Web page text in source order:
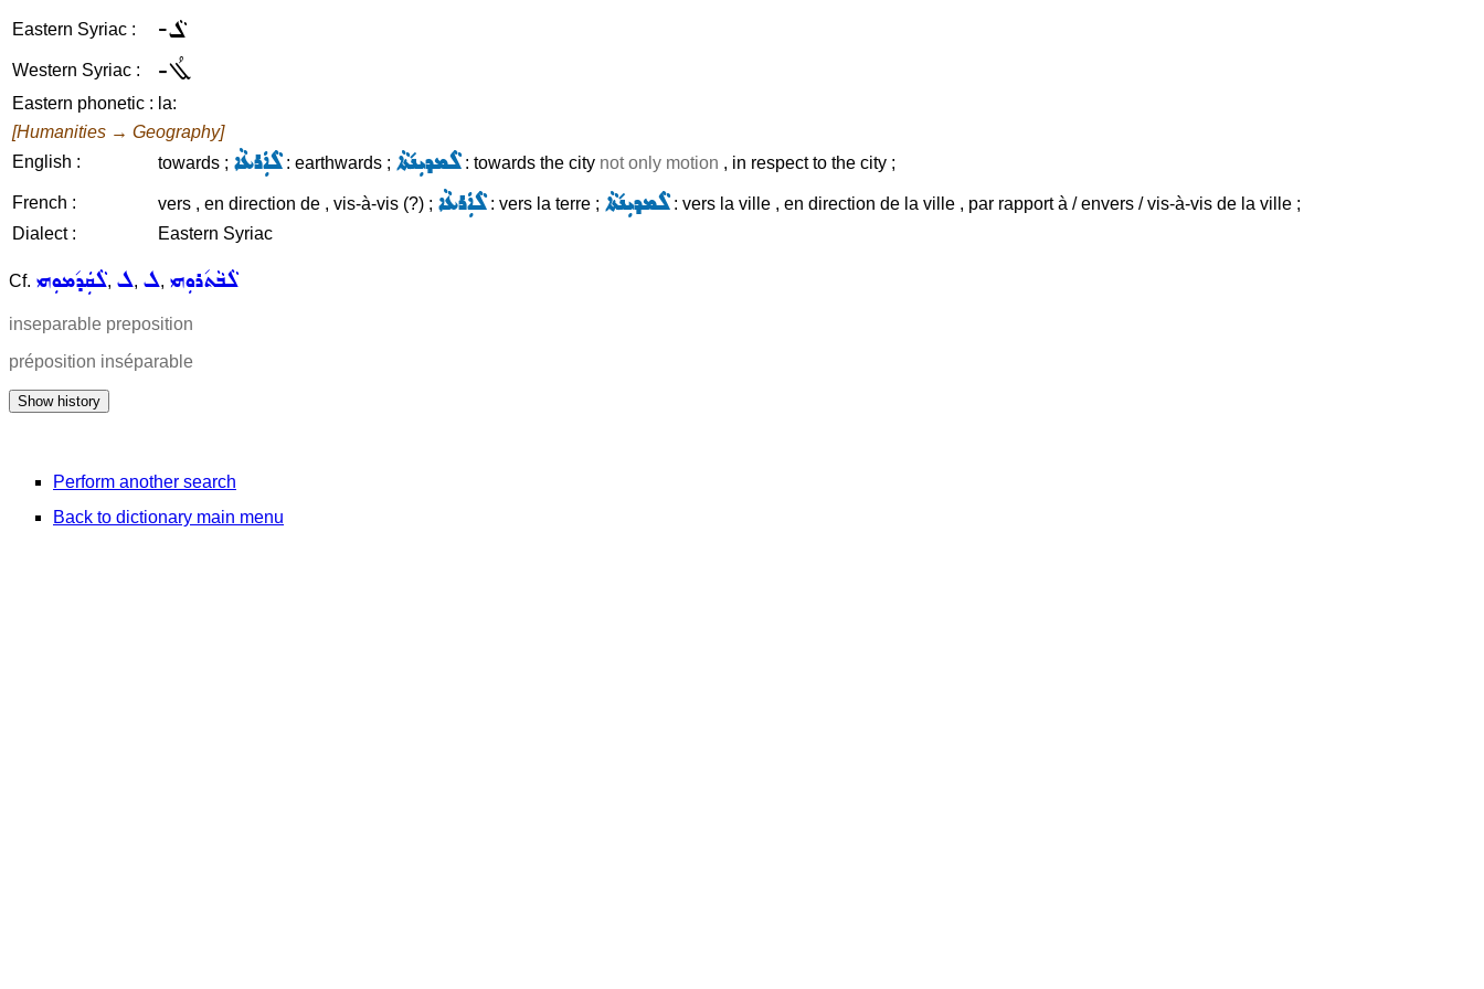
Eastern Syriac : -ܠܵ
Western Syriac : -ܠܳ
Eastern phonetic : la:
[Humanities → Geography]
English :
towards ; ܠܵܐܲܪܥܵܐ: earthwards ; ܠܵܡܕܝܼܢ݇ܬܵܐ: towards the city not only motion , in respect to the city ;
French : vers , en direction de , vis-à-vis (?) ; ܠܵܐܲܪܥܵܐ: vers la terre ; ܠܵܡܕܝܼܢ݇ܬܵܐ: vers la ville , en direction de la ville , par rapport à / envers / vis-à-vis de la ville ;
Dialect :
Eastern Syriac
Cf. ܠܵܩܲܕ݇ܡܘܼܗܝ, ܠ, ܠ, ܠܵܒܵܬ݇ܪܘܼܗܝ
inseparable preposition
préposition inséparable
Perform another search
Back to dictionary main menu